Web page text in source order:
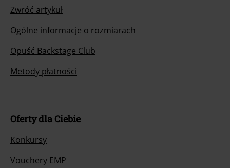
Zwróć artykuł
Ogólne informacje o rozmiarach
Opuść Backstage Club
Metody płatności
Oferty dla Ciebie
Konkursy
Vouchery EMP